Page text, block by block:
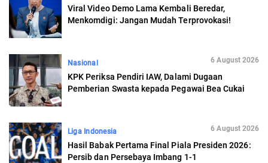
Viral Video Demo Lama Kembali Beredar,
Menkomdigi: Jangan Mudah Terprovokasi!
Nasional 6 August 2026
KPK Periksa Pendiri IAW, Dalami Dugaan
Pemberian Swasta kepada Pegawai Bea Cukai
Liga Indonesia 6 August 2026
Hasil Babak Pertama Final Piala Presiden 2026:
Persib dan Persebaya Imbang 1-1